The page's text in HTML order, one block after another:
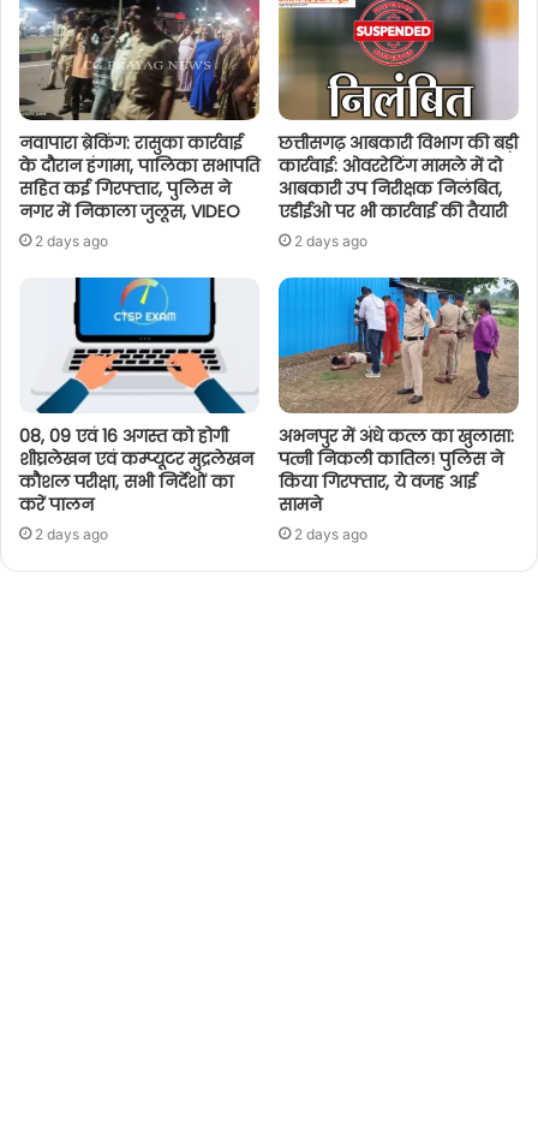
नवापारा ब्रेकिंग: रासुका कार्रवाई
के दौरान हंगामा, पालिका सभापति
सहित कई गिरफ्तार, पुलिस ने
नगर में निकाला जुलूस, VIDEO
2 days ago
छत्तीसगढ़ आबकारी विभाग की बड़ी
कार्रवाई: ओवररेटिंग मामले में दो
आबकारी उप निरीक्षक निलंबित,
एडीईओ पर भी कार्रवाई की तैयारी
2 days ago
08, 09 एवं 16 अगस्त को होगी
शीघ्रलेखन एवं कम्प्यूटर मुद्रलेखन
कौशल परीक्षा, सभी निर्देशों का
करें पालन
2 days ago
अभनपुर में अंधे कत्ल का खुलासा:
पत्नी निकली कातिल! पुलिस ने
किया गिरफ्तार, ये वजह आई
सामने
2 days ago